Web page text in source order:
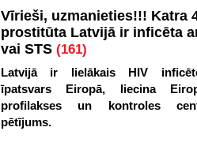
Vīrieši, uzmanieties!!! Katra
prostitūta Latvijā ir inficēta
vai STS (161)
Latvijā ir lielākais HIV
īpatsvars Eiropā, liecina
profilakses un kontroles
pētījums.